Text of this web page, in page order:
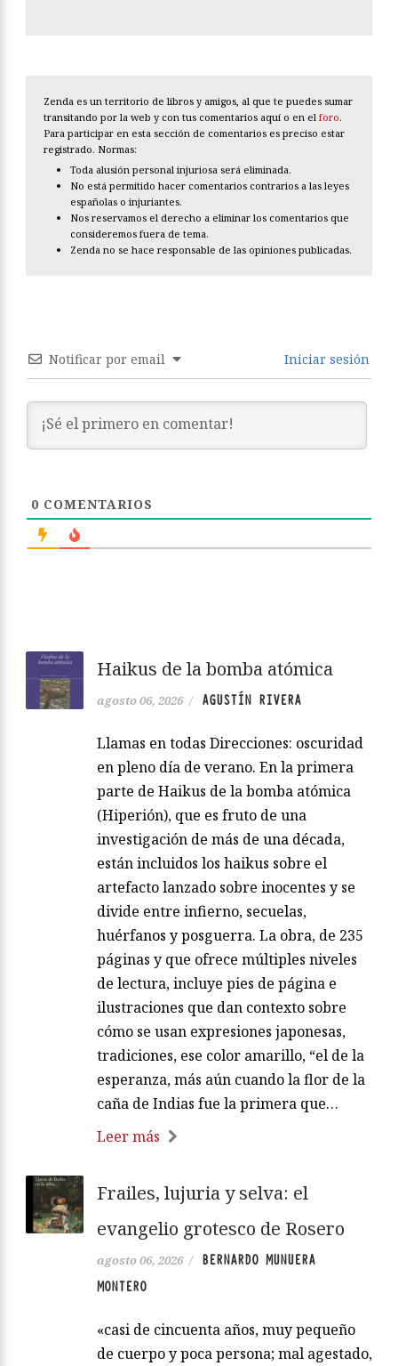
Zenda es un territorio de libros y amigos, al que te puedes sumar
transitando por la web y con tus comentarios aquí o en el foro.
Para participar en esta sección de comentarios es preciso estar
registrado. Normas:
Toda alusión personal injuriosa será eliminada.
No está permitido hacer comentarios contrarios a las leyes
españolas o injuriantes.
Nos reservamos el derecho a eliminar los comentarios que
consideremos fuera de tema.
Zenda no se hace responsable de las opiniones publicadas.
Notificar por email Iniciar sesión
0 COMENTARIOS
Haikus de la bomba atómica
agosto 06, 2026 / AGUSTÍN RIVERA
Llamas en todas Direcciones: oscuridad
en pleno día de verano. En la primera
parte de Haikus de la bomba atómica
(Hiperión), que es fruto de una
investigación de más de una década,
están incluidos los haikus sobre el
artefacto lanzado sobre inocentes y se
divide entre infierno, secuelas,
huérfanos y posguerra. La obra, de 235
páginas y que ofrece múltiples niveles
de lectura, incluye pies de página e
ilustraciones que dan contexto sobre
cómo se usan expresiones japonesas,
tradiciones, ese color amarillo, “el de la
esperanza, más aún cuando la flor de la
caña de Indias fue la primera que…
Leer más
Frailes, lujuria y selva: el
evangelio grotesco de Rosero
agosto 06, 2026 /
BERNARDO MUNUERA
MONTERO
«casi de cincuenta años, muy pequeño
de cuerpo y poca persona; mal agestado,